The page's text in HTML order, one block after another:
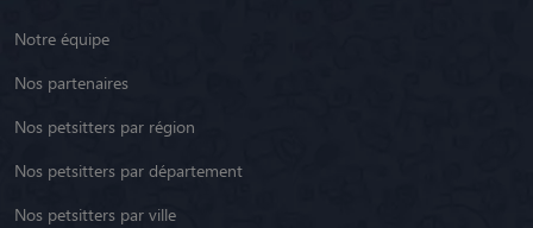
Notre équipe
Nos partenaires
Nos petsitters par région
Nos petsitters par département
Nos petsitters par ville